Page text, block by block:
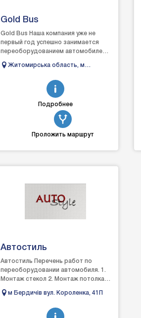
Gold Bus
Gold Bus Наша компания уже не
первый год успешно занимается
переоборудованием автомобилей с
пассажирский. Наши основные
Житомирська область, м
Подробнее
Проложить маршрут
Автостиль
Автостиль Перечень работ по
переоборудовании автомобиля. 1.
Монтаж стекол 2. Монтаж потолка 3.
Шумовиброизоляция ...
м Бердичів вул. Короленка, 41П